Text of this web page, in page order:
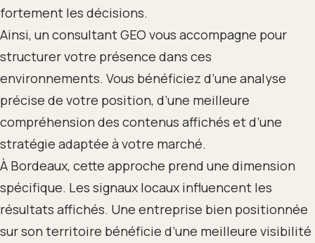
fortement les décisions.
Ainsi, un consultant GEO vous accompagne pour
structurer votre présence dans ces
environnements. Vous bénéficiez d’une analyse
précise de votre position, d’une meilleure
compréhension des contenus affichés et d’une
stratégie adaptée à votre marché.
À Bordeaux, cette approche prend une dimension
spécifique. Les signaux locaux influencent les
résultats affichés. Une entreprise bien positionnée
sur son territoire bénéficie d’une meilleure visibilité